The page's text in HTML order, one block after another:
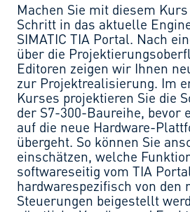
Machen Sie mit diesem
Schritt in das aktuelle
SIMATIC TIA Portal. Nach
über die
Editoren zeigen wir Ihnen
zur Projektrealisierung. Im
Kurses projektieren Sie die
der S7-300-Baureihe, bevor
auf die neue Hardware-
übergeht. So können Sie
einschätzen, welche
softwareseitig vom TIA
hardwarespezifisch von den
Steuerungen beigestellt